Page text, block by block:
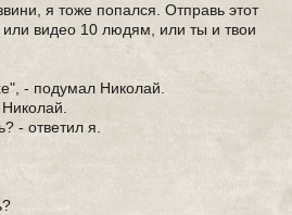
я тоже попался. Отправь этот
видео 10 людям, или ты и твои
- подумал Николай.
- ответил я.